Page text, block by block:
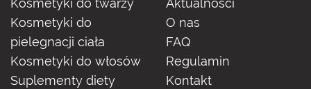
Kosmetyki do twarzy
Kosmetyki do
pielegnacji ciała
Kosmetyki do włosów
Suplementy diety
Aktualności
O nas
FAQ
Regulamin
Kontakt